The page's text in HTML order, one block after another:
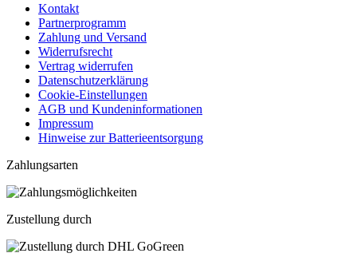
Kontakt
Partnerprogramm
Zahlung und Versand
Widerrufsrecht
Vertrag widerrufen
Datenschutzerklärung
Cookie-Einstellungen
AGB und Kundeninformationen
Impressum
Hinweise zur Batterieentsorgung
Zahlungsarten
Zustellung durch